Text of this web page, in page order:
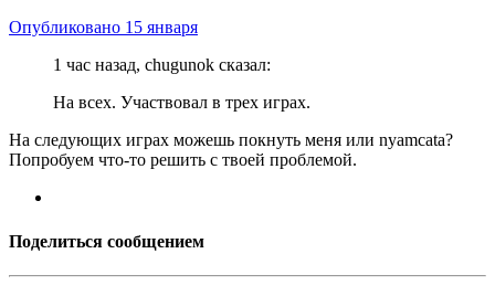
Опубликовано 15 января
1 час назад, chugunok сказал:
На всех. Участвовал в трех играх.
На следующих играх можешь покнуть меня или nyamcatа?
Попробуем что-то решить с твоей проблемой.
Поделиться сообщением